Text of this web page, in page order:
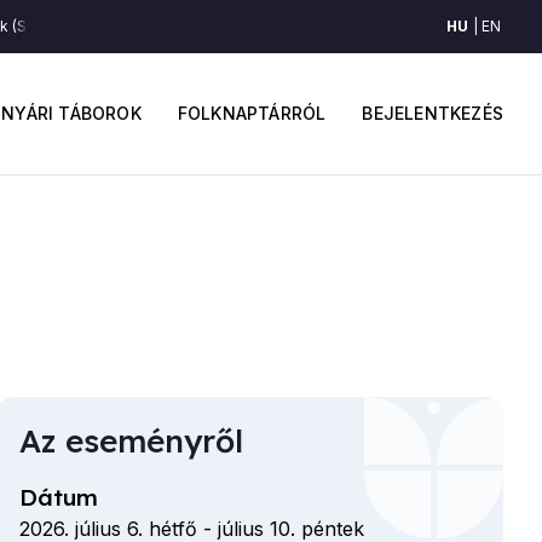
fiók
menüje
BEJELENTKEZÉS
NYÁRI TÁBOROK FOLKNAPTÁRRÓL
Régi somogyi ének (Somogy)
HU EN
Az eseményről
Dátum
2026. július 6. hétfő - július 10. péntek